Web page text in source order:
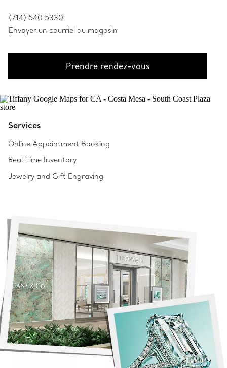
(714) 540 5330
Envoyer un courriel au magasin
Prendre rendez-vous
Services
Online Appointment Booking
Real Time Inventory
Jewelry and Gift Engraving